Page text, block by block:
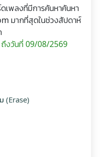
เพลงที่มีการค้นหาค้นหา
มากที่สุดในช่วงสัปดาห์
งวันที่ 09/08/2569
(Erase)